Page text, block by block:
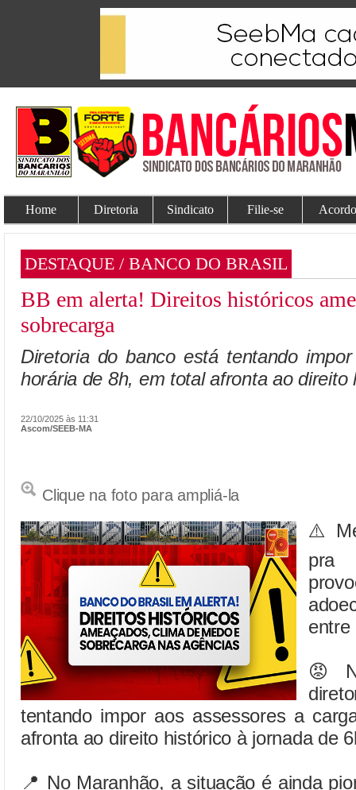
Home Diretoria Sindicato Filie-se
DESTAQUE / BANCO DO BRASIL
BB em alerta! Direitos históricos
sobrecarga
Diretoria do banco está tentando
horária de 8h, em total afronta ao direito
22/10/2025 às 11:31
Ascom/SEEB-MA
Clique na foto para ampliá-la
⚠️
pra
entre
😡
tentando impor aos assessores a
afronta ao direito histórico à jornada de
📍 No Maranhão, a situação é ainda